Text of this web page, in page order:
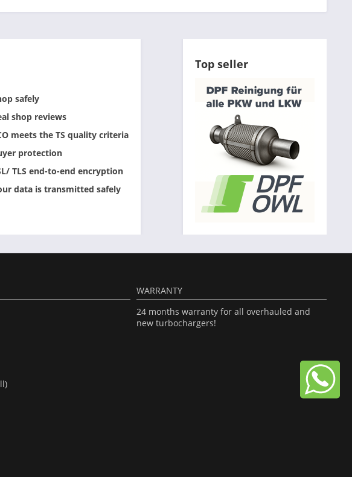
safely
shop reviews
meets the TS quality criteria
protection
TLS end-to-end encryption
data is transmitted safely
Top seller
WARRANTY
24 months warranty for all overhauled and
new turbochargers!